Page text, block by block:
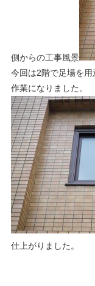
側からの工事風景
今回は2階で足場を
作業になりました。
仕上がりました。